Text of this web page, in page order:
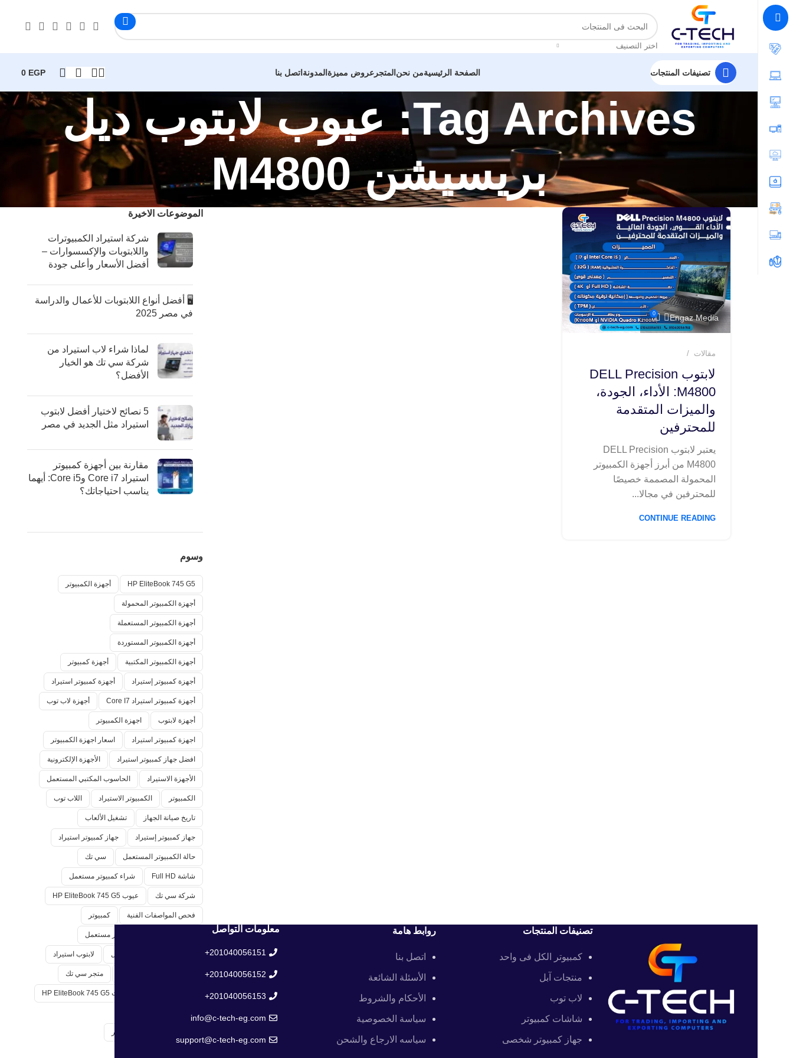
اختر التصنيف
تصنيفات المنتجات الصفحة الرئيسيةمن نحنالمتجر عروض مميزةالمدونةاتصل بنا 0 EGP
Tag Archives: عيوب لابتوب ديل
بريسيشن M4800
Engaz Media
0
مقالات
لابتوب DELL Precision
M4800: الأداء، الجودة،
والميزات المتقدمة
للمحترفين
يعتبر لابتوب DELL Precision
M4800 من أبرز أجهزة الكمبيوتر
المحمولة المصممة خصيصًا
للمحترفين في مجالا...
CONTINUE READING
الموضوعات الاخيرة
شركة استيراد الكمبيوترات
واللابتوبات والإكسسوارات –
أفضل الأسعار وأعلى جودة
🖥️ أفضل أنواع اللابتوبات للأعمال والدراسة
في مصر 2025
لماذا شراء لاب استيراد من
شركة سي تك هو الخيار
الأفضل؟
5 نصائح لاختيار أفضل لابتوب
استيراد مثل الجديد في مصر
مقارنة بين أجهزة كمبيوتر
استيراد Core i7 وCore i5: أيهما
يناسب احتياجاتك؟
وسوم
HP EliteBook 745 G5 أجهزة الكمبيوتر
أجهزة الكمبيوتر المحمولة
أجهزة الكمبيوتر المستعملة
أجهزة الكمبيوتر المستوردة
أجهزة الكمبيوتر المكتبية أجهزة كمبيوتر
أجهزة كمبيوتر إستيراد أجهزة كمبيوتر استيراد
أجهزة كمبيوتر استيراد Core I7 أجهزة لاب توب
أجهزة لابتوب اجهزة الكمبيوتر
اجهزة كمبيوتر استيراد اسعار اجهزة الكمبيوتر
افضل جهاز كمبيوتر استيراد الأجهزة الإلكترونية
الأجهزة الاستيراد الحاسوب المكتبي المستعمل
الكمبيوتر الكمبيوتر الاستيراد اللاب توب
تاريخ صيانة الجهاز تشغيل الألعاب
جهاز كمبيوتر إستيراد جهاز كمبيوتر استيراد
حالة الكمبيوتر المستعمل سي تك
شاشة Full HD شراء كمبيوتر مستعمل
شركة سي تك عيوب HP EliteBook 745 G5
فحص المواصفات الفنية كمبيوتر
كمبيوتر مستعمل
كيفية اختيار كمبيوتر مستعمل لابتوب استيراد
متجر سي تك
مميزات HP EliteBook 745 G5
نصائح لشراء أجهزة الكمبيوتر
تصنيفات المنتجات
كمبيوتر الكل فى واحد
منتجات آبل
لاب توب
شاشات كمبيوتر
جهاز كمبيوتر شخصى
روابط هامة
اتصل بنا
الأسئلة الشائعة
الأحكام والشروط
سياسة الخصوصية
سياسه الارجاع والشحن
معلومات التواصل
201040056151+
201040056152+
201040056153+
info@c-tech-eg.com
support@c-tech-eg.com
اضغط هنا لمتابعتنا على فيس بوك